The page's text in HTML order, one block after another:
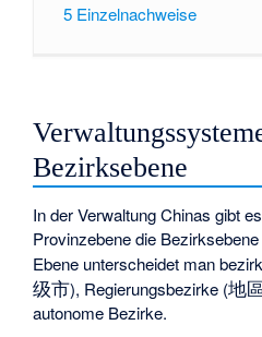
5 Einzelnachweise
Bezirksebene
In der Verwaltung Chinas gibt
Provinzebene die
Ebene unterscheidet man
级市), Regierungsbezirke (地
autonome Bezirke.